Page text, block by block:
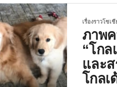
น่ารักขอ
ชาวญี่ปุ่
พร้อมถ่า
บางรูป
นับแสน
มาเมะ
เรื่องราวโซเ
ภาพ
“โกล
และ
โกลเ